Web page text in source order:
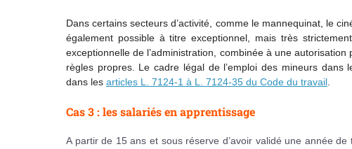
Dans certains secteurs d’activité, comme le mannequinat, le
également possible à titre exceptionnel, mais très
exceptionnelle de l’administration, combinée à une
règles propres. Le cadre légal de l’emploi des mineurs
dans les articles L. 7124-1 à L. 7124-35 du Code du travail
Cas 3 : les salariés en apprentissage
A partir de 15 ans et sous réserve d’avoir validé une année